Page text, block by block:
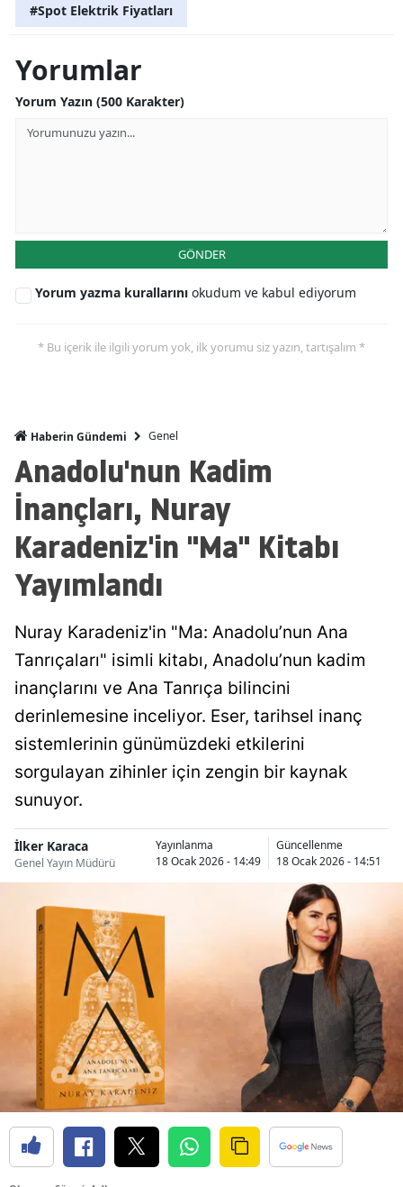
#Spot Elektrik Fiyatları
Yorumlar
Yorum Yazın (500 Karakter)
GÖNDER
Yorum yazma kurallarını okudum ve kabul ediyorum
* Bu içerik ile ilgili yorum yok, ilk yorumu siz yazın, tartışalım *
Haberin Gündemi Genel
Anadolu'nun Kadim
İnançları, Nuray
Karadeniz'in "Ma" Kitabı
Yayımlandı
Nuray Karadeniz'in "Ma: Anadolu’nun Ana
Tanrıçaları" isimli kitabı, Anadolu’nun kadim
inançlarını ve Ana Tanrıça bilincini
derinlemesine inceliyor. Eser, tarihsel inanç
sistemlerinin günümüzdeki etkilerini
sorgulayan zihinler için zengin bir kaynak
sunuyor.
İlker Karaca
Genel Yayın Müdürü
Yayınlanma
18 Ocak 2026 - 14:49
Güncellenme
18 Ocak 2026 - 14:51